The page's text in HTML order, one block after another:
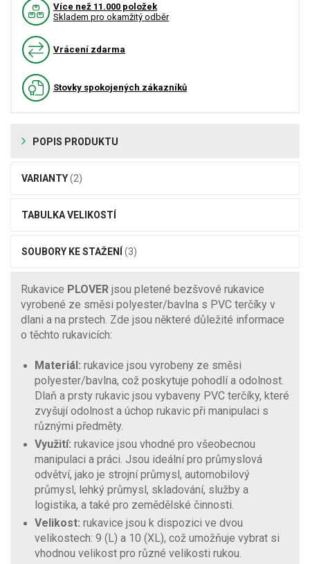
Více než 11.000 položek
Skladem pro okamžitý odběr
Vrácení zdarma
Stovky spokojených zákazníků
POPIS PRODUKTU
VARIANTY(2)
TABULKA VELIKOSTÍ
SOUBORY KE STAŽENÍ (3)
Rukavice PLOVER jsou pletené bezšvové rukavice
vyrobené ze směsi polyester/bavlna s PVC terčíky v
dlani a na prstech. Zde jsou některé důležité informace
o těchto rukavicích:
Materiál: rukavice jsou vyrobeny ze směsi
polyester/bavlna, což poskytuje pohodlí a odolnost.
Dlaň a prsty rukavic jsou vybaveny PVC terčíky, které
zvyšují odolnost a úchop rukavic při manipulaci s
různými předměty.
Využití: rukavice jsou vhodné pro všeobecnou
manipulaci a práci. Jsou ideální pro průmyslová
odvětví, jako je strojní průmysl, automobilový
průmysl, lehký průmysl, skladování, služby a
logistika, a také pro zemědělské činnosti.
Velikost: rukavice jsou k dispozici ve dvou
velikostech: 9 (L) a 10 (XL), což umožňuje vybrat si
vhodnou velikost pro různé velikosti rukou.